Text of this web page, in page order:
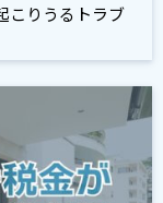
こりうるトラブ